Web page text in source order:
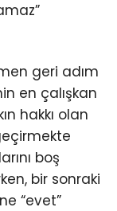
geri adım
en çalışkan
hakkı olan
boş
bir sonraki
“evet”